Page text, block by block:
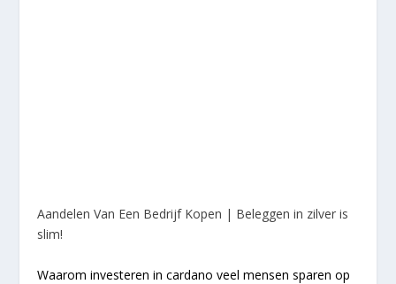
Aandelen Van Een Bedrijf Kopen | Beleggen in zilver is
slim!
Waarom investeren in cardano veel mensen sparen op